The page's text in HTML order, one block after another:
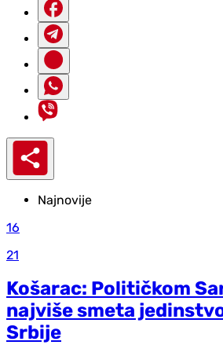
Najnovije
16
21
Košarac: Političkom
najviše smeta
Srbije